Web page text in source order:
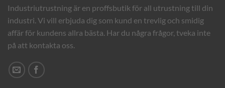
Industriutrustning är en proffsbutik för all utrustning till din
industri. Vi vill erbjuda dig som kund en trevlig och smidig
affär för kundens allra bästa. Har du några frågor, tveka inte
på att kontakta oss.